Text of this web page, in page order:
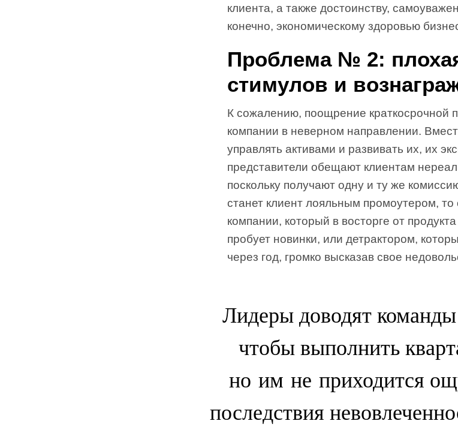
клиента, а также достоинству,
конечно, экономическому здоровью
Проблема № 2:
стимулов и
К сожалению, поощрение краткосрочной
компании в неверном направлении.
управлять активами и развивать их, их
представители обещают клиентам
поскольку получают одну и ту же
станет клиент лояльным промоутером,
компании, который в восторге от
пробует новинки, или детрактором,
через год, громко высказав свое
Лидеры доводят
чтобы выполнить
но им не приходится
последствия